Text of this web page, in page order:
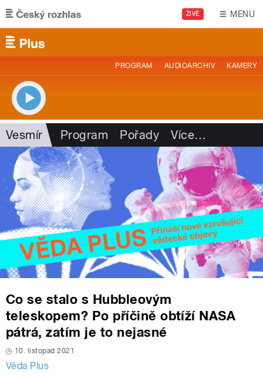
Přejít k hlavnímu obsahu
ŽIVĚ MENU
PROGRAM AUDIOARCHIV KAMERY
Vesmír Program Pořady Více…
Co se stalo s Hubbleovým
teleskopem? Po příčině obtíží NASA
pátrá, zatím je to nejasné
10. listopad 2021
Věda Plus